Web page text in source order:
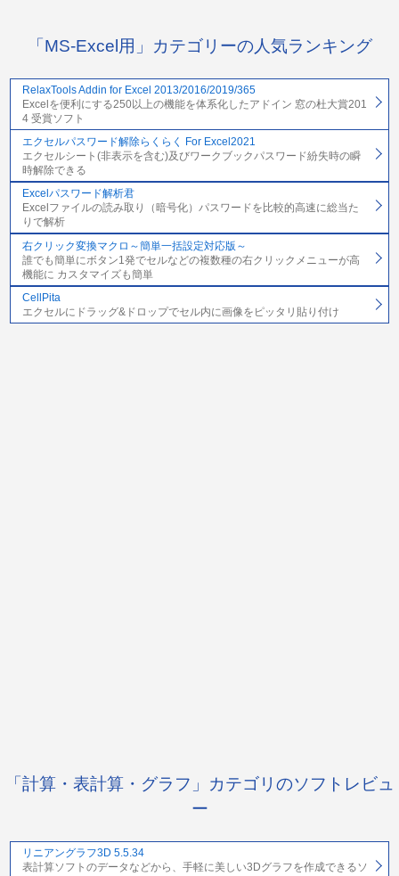
「MS-Excel用」カテゴリーの人気ランキング
RelaxTools Addin for Excel 2013/2016/2019/365
Excelを便利にする250以上の機能を体系化したアドイン 窓の杜大賞201
4 受賞ソフト
エクセルパスワード解除らくらく For Excel2021
エクセルシート(非表示を含む)及びワークブックパスワード紛失時の瞬
時解除できる
Excelパスワード解析君
Excelファイルの読み取り（暗号化）パスワードを比較的高速に総当た
りで解析
右クリック変換マクロ～簡単一括設定対応版～
誰でも簡単にボタン1発でセルなどの複数種の右クリックメニューが高
機能に カスタマイズも簡単
CellPita
エクセルにドラッグ&ドロップでセル内に画像をピッタリ貼り付け
「計算・表計算・グラフ」カテゴリのソフトレビュ
ー
リニアングラフ3D 5.5.34
表計算ソフトのデータなどから、手軽に美しい3Dグラフを作成できるソ